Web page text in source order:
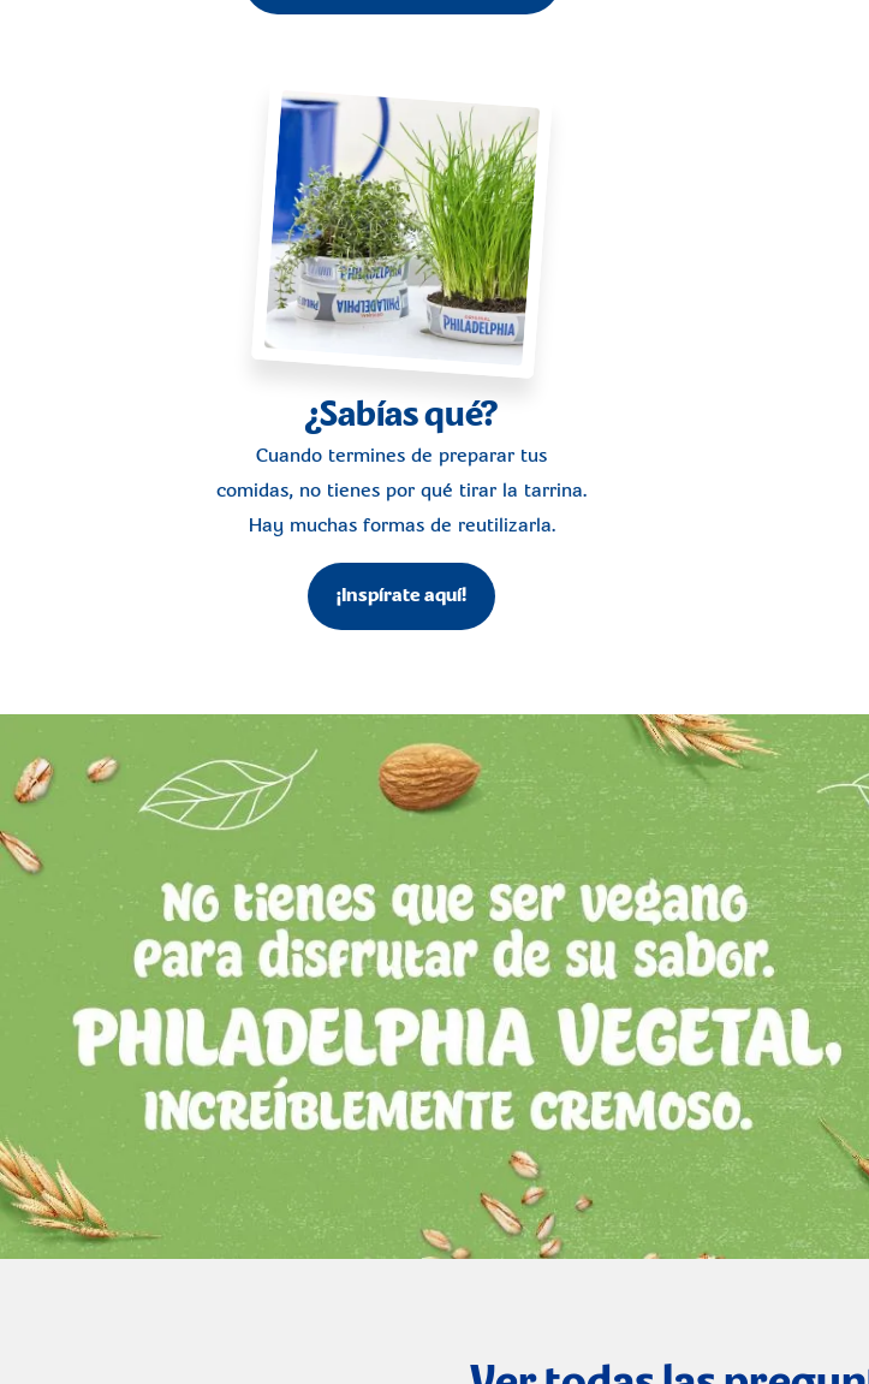
¿Sabías qué?
Cuando termines de preparar tus
comidas, no tienes por qué tirar la tarrina.
Hay muchas formas de reutilizarla.
¡Inspírate aquí!